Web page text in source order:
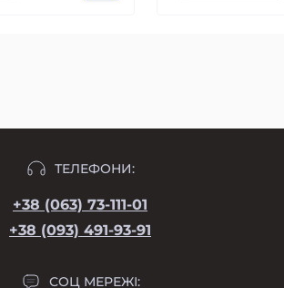
ТЕЛЕФОНИ:
+38 (063) 73-111-01
+38 (093) 491-93-91
СОЦ МЕРЕЖІ: